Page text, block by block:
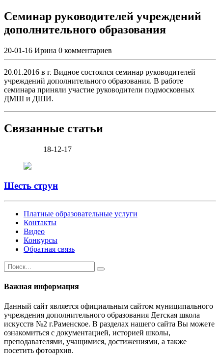
Семинар руководителей учреждений
дополнительного образования
20-01-16 Ирина 0 комментариев
20.01.2016 в г. Видное состоялся семинар руководителей
учреждений дополнительного образования. В работе
семинара приняли участие руководители подмосковных
ДМШ и ДШИ.
Связанные статьи
18-12-17
Шесть струн
Платные образовательные услуги
Контакты
Видео
Конкурсы
Обратная связь
Важная информация
Данный сайт является официальным сайтом муниципального
учреждения дополнительного образования Детская школа
искусств №2 г.Раменское. В разделах нашего сайта Вы можете
ознакомиться с документацией, историей школы,
преподавателями, учащимися, достижениями, а также
посетить фотоархив.